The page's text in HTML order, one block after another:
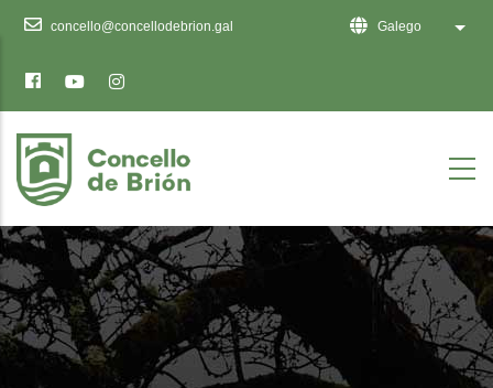
sitio
web
inclúe
un
sistema
de
accesibilidade.
concello@concellodebrion.gal Galego List